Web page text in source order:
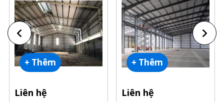
+ Thêm
Liên hệ
+ Thêm
Liên hệ